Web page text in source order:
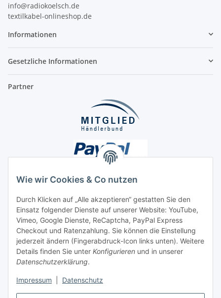
Wie wir Cookies & Co nutzen
Durch Klicken auf „Alle akzeptieren“ gestatten Sie den
Einsatz folgender Dienste auf unserer Website: YouTube,
Vimeo, Google Dienste, ReCaptcha, PayPal Express
Checkout und Ratenzahlung. Sie können die Einstellung
jederzeit ändern (Fingerabdruck-Icon links unten). Weitere
Details finden Sie unter Konfigurieren und in unserer
Datenschutzerklärung.
Impressum Datenschutz
info@radiokoelsch.de
textilkabel-onlineshop.de
Informationen
Gesetzliche Informationen
Partner
Unsere Seiten
Social Media
Vertrag widerrufen